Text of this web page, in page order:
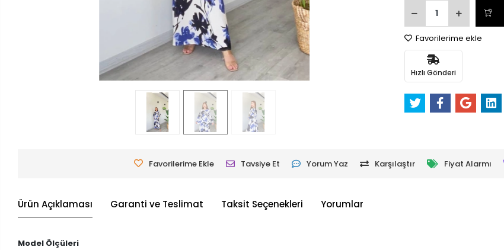
Favorilerime ekle
Hızlı Gönderi
Favorilerime Ekle Tavsiye Et Yorum Yaz Karşılaştır Fiyat Alarmı
Ürün Açıklaması Garanti ve Teslimat Taksit Seçenekleri Yorumlar
Model Ölçüleri